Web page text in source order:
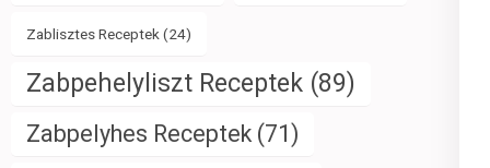
Zablisztes Receptek (24)
Zabpehelyliszt Receptek (89)
Zabpelyhes Receptek (71)